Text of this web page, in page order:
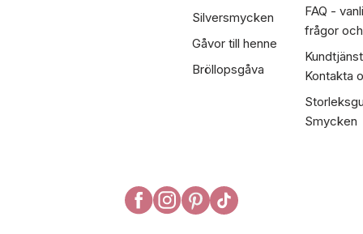
Silversmycken
Gåvor till henne
Bröllopsgåva
FAQ -
frågor
Kontakta
Smycken